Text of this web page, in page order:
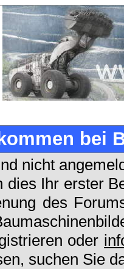
bei
nicht
dies Ihr erster
des
oder
suchen Sie